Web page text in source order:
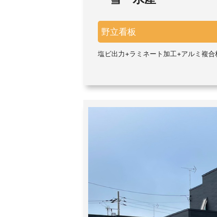
野立看板
塩ビ出力+ラミネート加工+アルミ複